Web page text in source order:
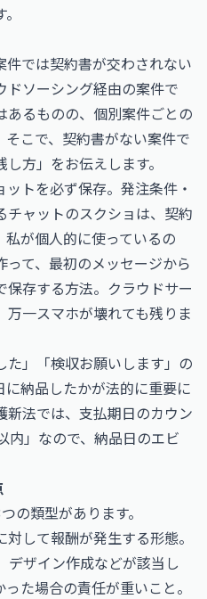
では契約書が交わされない
ドソーシング経由の案件で
あるものの、個別案件ごとの
こで、契約書がない案件で
方」をお伝えします。
トを必ず保存。発注条件・
ャットのスクショは、契約
が個人的に使っているの
て、最初のメッセージから
存する方法。クラウドサー
万一スマホが壊れても残りま
」「検収お願いします」の
納品したかが法的に重要に
新法では、支払期日のカウン
内」なので、納品日のエビ
の類型があります。
して報酬が発生する形態。
デザイン作成などが該当し
た場合の責任が重いこと。